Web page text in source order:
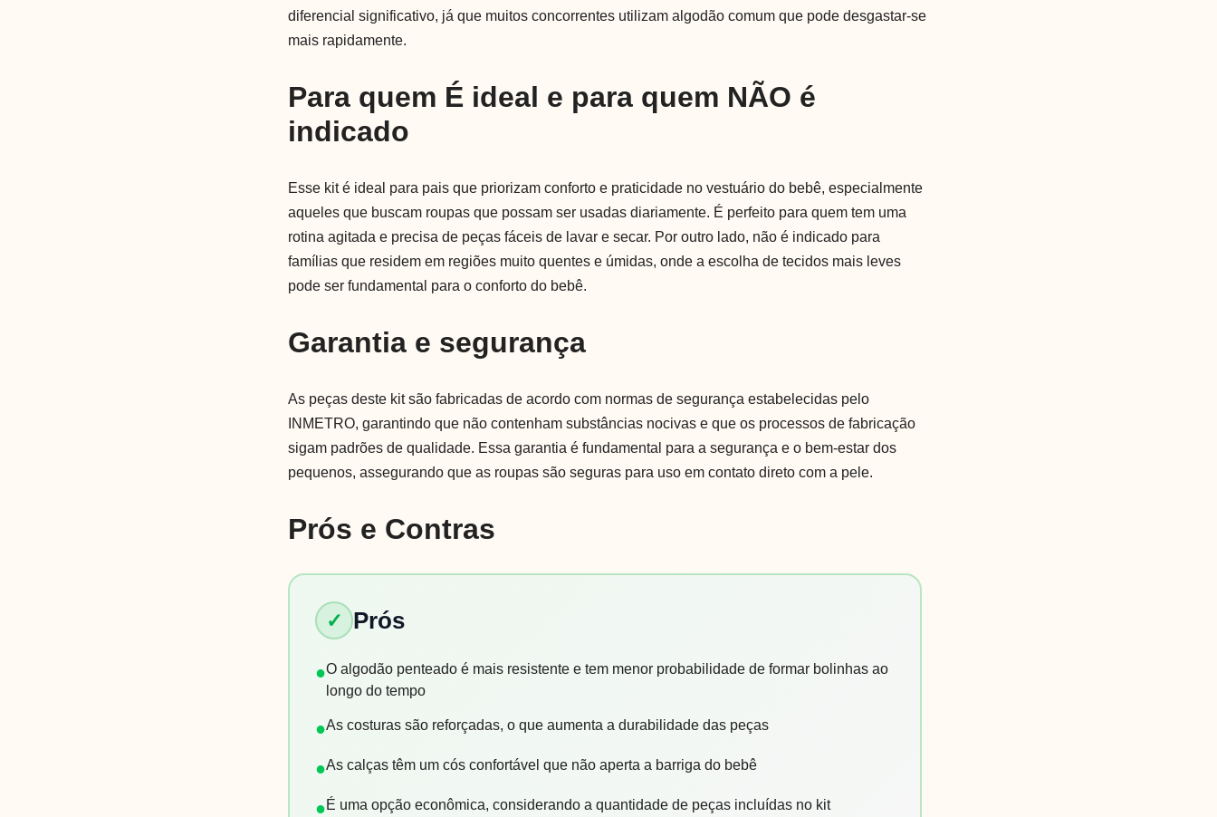
diferencial significativo, já que muitos concorrentes utilizam algodão comum que pode desgastar-se
mais rapidamente.
Para quem É ideal e para quem NÃO é
indicado
Esse kit é ideal para pais que priorizam conforto e praticidade no vestuário do bebê, especialmente
aqueles que buscam roupas que possam ser usadas diariamente. É perfeito para quem tem uma
rotina agitada e precisa de peças fáceis de lavar e secar. Por outro lado, não é indicado para
famílias que residem em regiões muito quentes e úmidas, onde a escolha de tecidos mais leves
pode ser fundamental para o conforto do bebê.
Garantia e segurança
As peças deste kit são fabricadas de acordo com normas de segurança estabelecidas pelo
INMETRO, garantindo que não contenham substâncias nocivas e que os processos de fabricação
sigam padrões de qualidade. Essa garantia é fundamental para a segurança e o bem-estar dos
pequenos, assegurando que as roupas são seguras para uso em contato direto com a pele.
Prós e Contras
✓ Prós
●O algodão penteado é mais resistente e tem menor probabilidade de formar bolinhas ao
longo do tempo
●As costuras são reforçadas, o que aumenta a durabilidade das peças
●As calças têm um cós confortável que não aperta a barriga do bebê
●É uma opção econômica, considerando a quantidade de peças incluídas no kit